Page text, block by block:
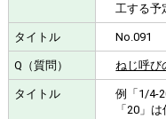
工する予
No.091
ねじ呼び
例「1/4-
「20」